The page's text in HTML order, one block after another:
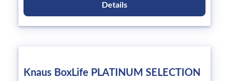
Details
Knaus BoxLife PLATINUM SELECTION